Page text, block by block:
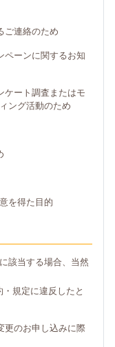
ご連絡のため
ペーンに関するお知
ケート調査またはモ
ング活動のため
を得た目的
該当する場合、当然
・規定に違反したと
更のお申し込みに際